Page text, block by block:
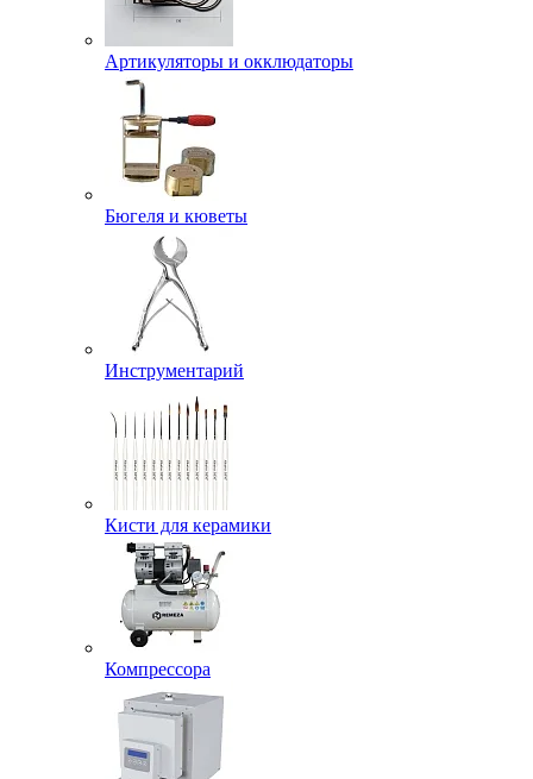
Артикуляторы и окклюдаторы
Бюгеля и кюветы
Инструментарий
Кисти для керамики
Компрессора